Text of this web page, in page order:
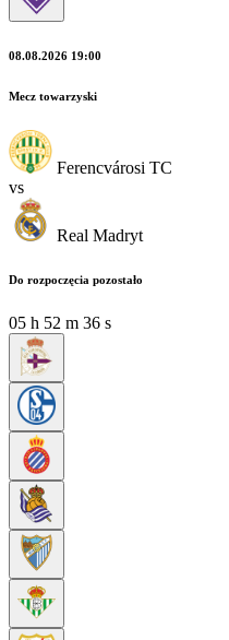
08.08.2026 19:00
Mecz towarzyski
Ferencvárosi TC
vs
Real Madryt
Do rozpoczęcia pozostało
05 h 52 m 35 s